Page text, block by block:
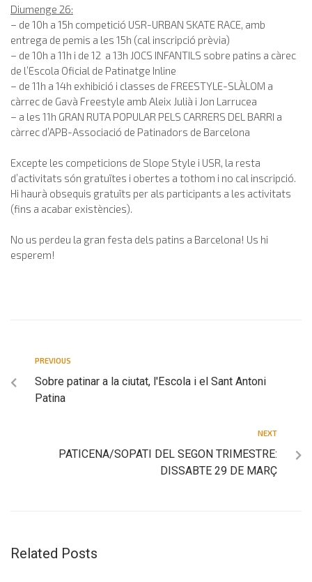
Diumenge 26:
– de 10h a 15h competició USR-URBAN SKATE RACE, amb
entrega de pemis a les 15h (cal inscripció prèvia)
– de 10h a 11h i de 12 a 13h JOCS INFANTILS sobre patins a càrec
de l’Escola Oficial de Patinatge Inline
– de 11h a 14h exhibició i classes de FREESTYLE-SLÀLOM a
càrrec de Gavà Freestyle amb Aleix Julià i Jon Larrucea
– a les 11h GRAN RUTA POPULAR PELS CARRERS DEL BARRI a
càrrec d’APB-Associació de Patinadors de Barcelona
Excepte les competicions de Slope Style i USR, la resta
d’activitats són gratuïtes i obertes a tothom i no cal inscripció.
Hi haurà obsequis gratuïts per als participants a les activitats
(fins a acabar existències).
No us perdeu la gran festa dels patins a Barcelona! Us hi
esperem!
PREVIOUS
Sobre patinar a la ciutat, l'Escola i el Sant Antoni
Patina
NEXT
PATICENA/SOPATI DEL SEGON TRIMESTRE:
DISSABTE 29 DE MARÇ
Related Posts